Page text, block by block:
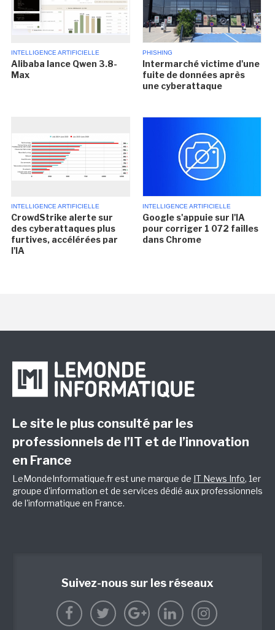
INTELLIGENCE ARTIFICIELLE
Alibaba lance Qwen 3.8-
Max
PHISHING
Intermarché victime d'une
fuite de données après
une cyberattaque
INTELLIGENCE ARTIFICIELLE
CrowdStrike alerte sur
des cyberattaques plus
furtives, accélérées par
l'IA
INTELLIGENCE ARTIFICIELLE
Google s'appuie sur l'IA
pour corriger 1 072 failles
dans Chrome
Le site le plus consulté par les
professionnels de l’IT et de l’innovation
en France
LeMondeInformatique.fr est une marque de IT News Info, 1er
groupe d'information et de services dédié aux professionnels
de l'informatique en France.
Suivez-nous sur les réseaux